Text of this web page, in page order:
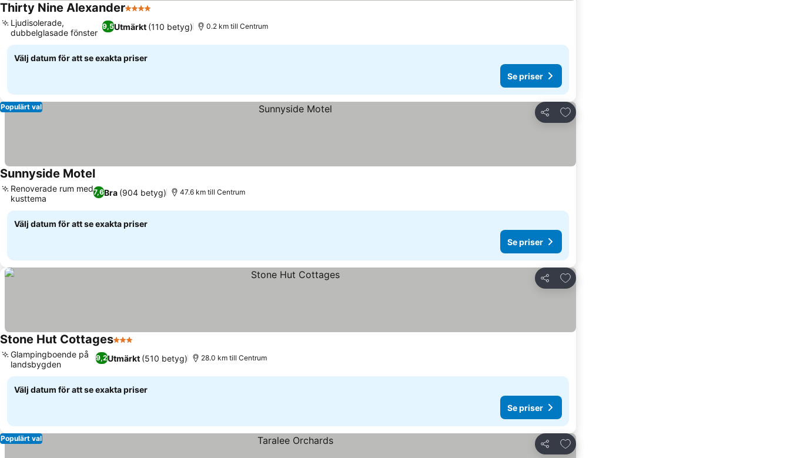
Thirty Nine Alexander4 Stjärnor
9,5Utmärkt (110 betyg)
Ljudisolerade,
dubbelglasade fönster
0.2 km till Centrum
Välj datum för att se exakta priser
Se priser
Dela
Lägg till i Mina Favoriter
Populärt val
Sunnyside MotelSe priser
7,6Bra (904 betyg)
Renoverade rum med
kusttema
47.6 km till Centrum
Välj datum för att se exakta priser
Se priser
Dela
Lägg till i Mina Favoriter
Stone Hut Cottages3 Stjärnor
9,2Utmärkt (510 betyg)
Glampingboende på
landsbygden
28.0 km till Centrum
Välj datum för att se exakta priser
Se priser
Dela
Lägg till i Mina Favoriter
Populärt val